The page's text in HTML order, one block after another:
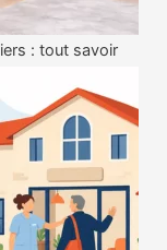
: tout savoir